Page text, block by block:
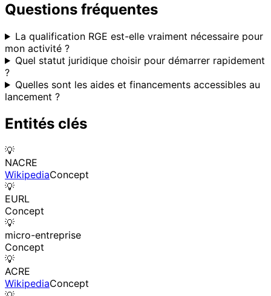
Questions fréquentes
La qualification RGE est-elle vraiment nécessaire pour
mon activité ?
Quel statut juridique choisir pour démarrer rapidement
?
Quelles sont les aides et financements accessibles au
lancement ?
Entités clés
💡
NACRE
WikipediaConcept
💡
EURL
Concept
💡
micro-entreprise
Concept
💡
ACRE
WikipediaConcept